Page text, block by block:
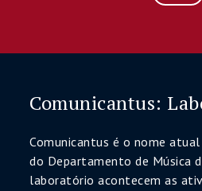
Comunicantus:
Comunicantus é o nome
do Departamento de Música
laboratório acontecem as